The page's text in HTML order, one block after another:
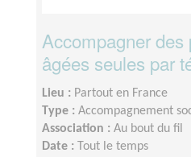
Accompagner des
âgées seules par
Lieu : Partout en France
Type : Accompagnement
Association : Au bout du fil
Date :
Tout le temps